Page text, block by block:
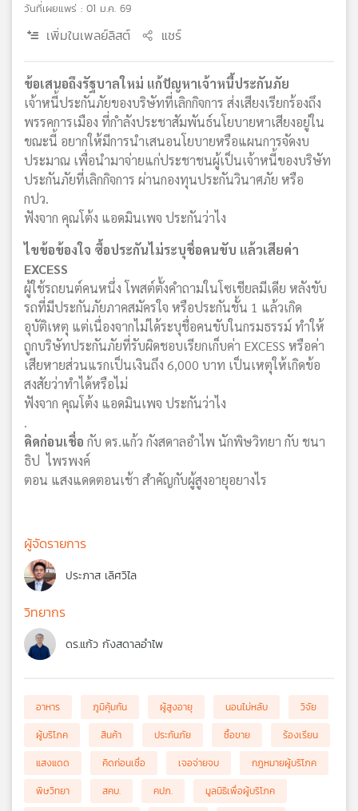
วันที่เผยแพร่ : 01 ม.ค. 69
เพิ่มในเพลย์ลิสต์ แชร์
ข้อเสนอถึงรัฐบาลใหม่ แก้ปัญหาเจ้าหนี้ประกันภัย
เจ้าหนี้ประกันภัยของบริษัทที่เลิกกิจการ ส่งเสียงเรียกร้องถึง
พรรคการเมือง ที่กำลังประชาสัมพันธ์นโยบายหาเสียงอยู่ใน
ขณะนี้ อยากให้มีการนำเสนอนโยบายหรือแผนการจัดงบ
ประมาณ เพื่อนำมาจ่ายแก่ประชาชนผู้เป็นเจ้าหนี้ของบริษัท
ประกันภัยที่เลิกกิจการ ผ่านกองทุนประกันวินาศภัย หรือ
กปว.
ฟังจาก คุณโต้ง แอดมินเพจ ประกันว่าไง
ไขข้อข้องใจ ซื้อประกันไม่ระบุชื่อคนขับ แล้วเสียค่า
EXCESS
ผู้ใช้รถยนต์คนหนึ่ง โพสต์ตั้งคำถามในโซเชียลมีเดีย หลังขับ
รถที่มีประกันภัยภาคสมัครใจ หรือประกันชั้น 1 แล้วเกิด
อุบัติเหตุ แต่เนื่องจากไม่ได้ระบุชื่อคนขับในกรมธรรม์ ทำให้
ถูกบริษัทประกันภัยที่รับผิดชอบเรียกเก็บค่า EXCESS หรือค่า
เสียหายส่วนแรกเป็นเงินถึง 6,000 บาท เป็นเหตุให้เกิดข้อ
สงสัยว่าทำได้หรือไม่
ฟังจาก คุณโต้ง แอดมินเพจ ประกันว่าไง
.
คิดก่อนเชื่อ กับ ดร.แก้ว กังสดาลอำไพ นักพิษวิทยา กับ ชนา
ธิป ไพรพงค์
ตอน แสงแดดตอนเช้า สำคัญกับผู้สูงอายุอยางไร
ผู้จัดรายการ
ประภาส เลิศวิไล
วิทยากร
ดร.แก้ว กังสดาลอำไพ
อาหาร ภูมิคุ้มกัน ผู้สูงอายุ นอนไม่หลับ
วิจัย
ผู้บริโภค
สินค้า ประกันภัย ซื้อขาย
ร้องเรียน
แสงแดด
คิดก่อนเชื่อ เจอจ่ายจบ
กฎหมายผู้บริโภค
พิษวิทยา
สคบ. คปภ.
มูลนิธิเพื่อผู้บริโภค